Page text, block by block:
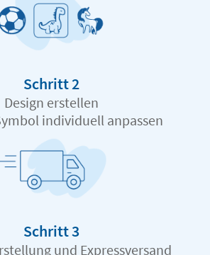
Schritt 2
Design erstellen
individuell anpassen
Schritt 3
und Expressversand